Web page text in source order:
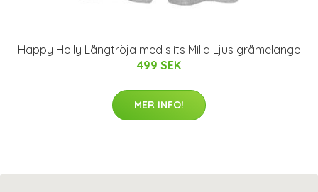
Happy Holly Långtröja med slits Milla Ljus gråmelange
499 SEK
MER INFO!